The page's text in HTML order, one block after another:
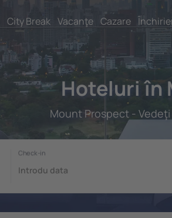
City Break Vacanţe Cazare
Hoteluri în
Mount Prospect -